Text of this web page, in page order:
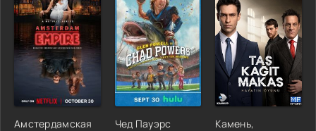
Амстердамская
Чед Пауэрс
Камень,